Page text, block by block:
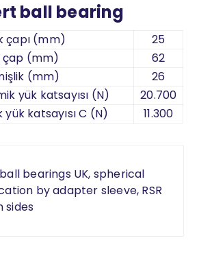
ball bearing
çapı (mm)
25
çap (mm)
62
(mm)
26
yük katsayısı (N)
20.700
katsayısı C (N)
11.300
bearings UK, spherical
by adapter sleeve, RSR
sides